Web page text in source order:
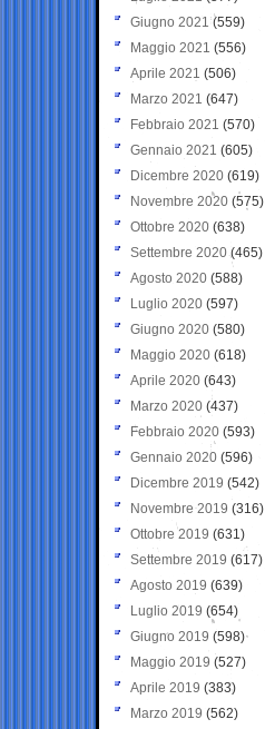
Giugno 2021(559)
Maggio 2021 (556)
Aprile 2021 (506)
Marzo 2021 (647)
Febbraio 2021 (570)
Gennaio 2021 (605)
Dicembre 2020 (619)
Novembre 2020 (575)
Ottobre 2020 (638)
Settembre 2020(465)
Agosto 2020 (588)
Luglio 2020 (597)
Giugno 2020 (580)
Maggio 2020 (618)
Aprile 2020 (643)
Marzo 2020 (437)
Febbraio 2020 (593)
Gennaio 2020 (596)
Dicembre 2019 (542)
Novembre 2019 (316)
Ottobre 2019 (631)
Settembre 2019 (617)
Agosto 2019 (639)
Luglio 2019 (654)
Giugno 2019 (598)
Maggio 2019 (527)
Aprile 2019 (383)
Marzo 2019 (562)